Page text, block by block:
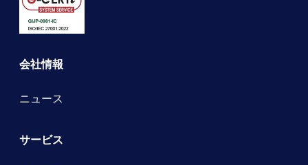
会社情報
ニュース
サービス